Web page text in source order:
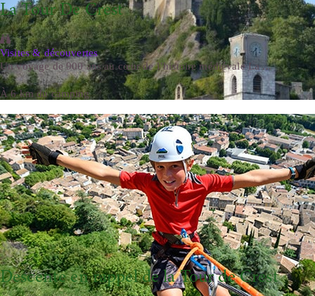
La Tour De Crest
Visites & découvertes
Un voyage de 900 ans au cœur de l’histoire médiévale La ...
À 6 km du camping
Descente en rappel de la Tour de Crest